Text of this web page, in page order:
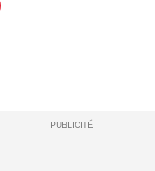
PUBLICITÉ